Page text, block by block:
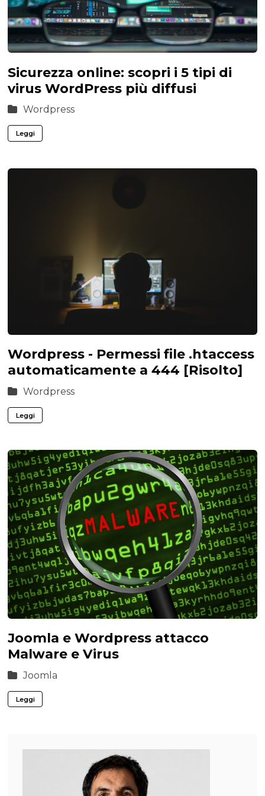
Sicurezza online: scopri i 5 tipi di
virus WordPress più diffusi
Wordpress
Leggi
Wordpress - Permessi file .htaccess
automaticamente a 444 [Risolto]
Wordpress
Leggi
Joomla e Wordpress attacco
Malware e Virus
Joomla
Leggi